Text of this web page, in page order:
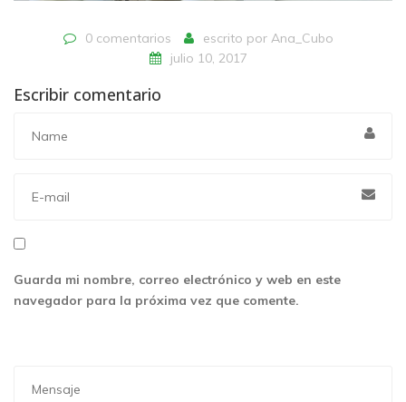
0 comentarios escrito por Ana_Cubo
julio 10, 2017
Escribir comentario
Guarda mi nombre, correo electrónico y web en este
navegador para la próxima vez que comente.